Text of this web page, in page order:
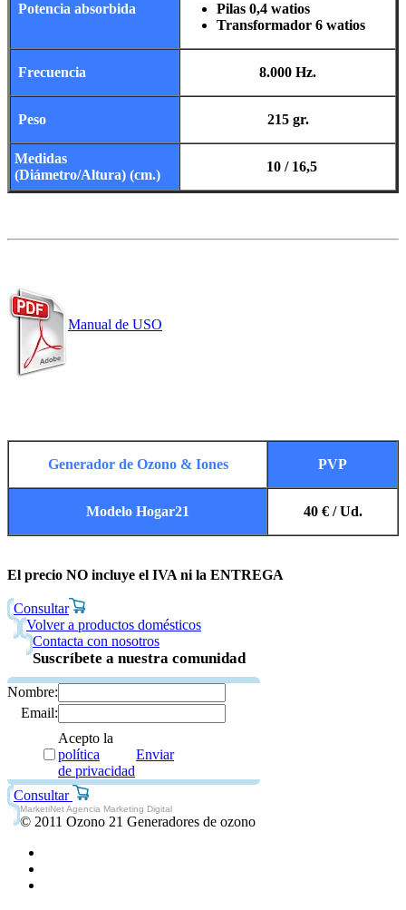
Potencia absorbida
Pilas 0,4 watios
Transformador 6 watios
Frecuencia 8.000 Hz.
Peso 215 gr.
Medidas
(Diámetro/Altura) (cm.)
10 / 16,5
Manual de USO
Generador de Ozono & Iones PVP
Modelo Hogar21 40 € / Ud.
El precio NO incluye el IVA ni la ENTREGA
Consultar
Volver a productos domésticos
Contacta con nosotros
Suscríbete a nuestra comunidad
Nombre:
Email:
Acepto la
política
de privacidad
Enviar
Consultar
MarketiNet Agencia Marketing Digital
© 2011 Ozono 21 Generadores de ozono